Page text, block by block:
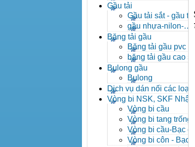
Gầu tải
Gầu tải sắt - gầu tải
inox
gầu nhựa-nilon-
HDPE
Băng tải gầu
Băng tải gầu pvc
băng tải gầu cao su
Bulong gầu
Bulong
Dịch vụ dán nối các loại
băng tải
Vòng bi NSK, SKF Nhật
Vòng bi cầu
Vòng bi tang trống
lựa
Vòng bi cầu-Bạc
cầu
Vòng bi côn - Bạc